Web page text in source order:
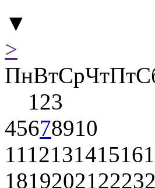
▼
>
ПнВтСрЧтПт
123
45678910
111213141516
181920212223